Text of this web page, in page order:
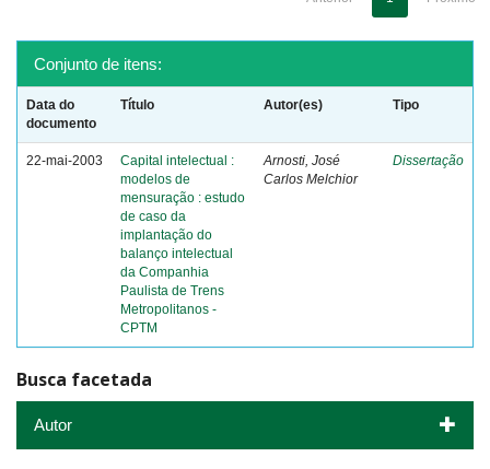
Conjunto de itens:
Data do
documento
Título Autor(es) Tipo
22-mai-2003
Capital intelectual :
modelos de
mensuração : estudo
de caso da
implantação do
balanço intelectual
da Companhia
Paulista de Trens
Metropolitanos -
CPTM
Arnosti, José
Carlos Melchior
Dissertação
Busca facetada
Autor